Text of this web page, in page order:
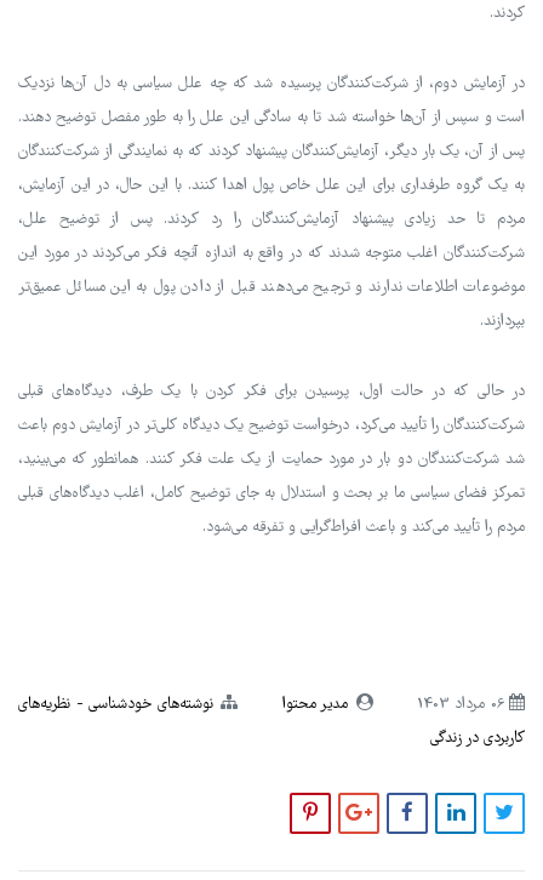
کردند.
در آزمایش دوم، از شرکت‌کنندگان پرسیده شد که چه علل سیاسی به دل آن‌ها نزدیک
است و سپس از آن‌ها خواسته شد تا به سادگی این علل را به طور مفصل توضیح دهند.
پس از آن، یک بار دیگر، آزمایش‌کنندگان پیشنهاد کردند که به نمایندگی از شرکت‌کنندگان
به یک گروه طرفداری برای این علل خاص پول اهدا کنند. با این حال، در این آزمایش،
مردم تا حد زیادی پیشنهاد آزمایش‌کنندگان را رد کردند. پس از توضیح علل،
شرکت‌کنندگان اغلب متوجه شدند که در واقع به اندازه آنچه فکر می‌کردند در مورد این
موضوعات اطلاعات ندارند و ترجیح می‌دهند قبل از دادن پول به این مسائل عمیق‌تر
بپردازند.
در حالی که در حالت اول، پرسیدن برای فکر کردن با یک طرف، دیدگاه‌های قبلی
شرکت‌کنندگان را تأیید می‌کرد، درخواست توضیح یک دیدگاه کلی‌تر در آزمایش دوم باعث
شد شرکت‌کنندگان دو بار در مورد حمایت از یک علت فکر کنند. همانطور که می‌بینید،
تمرکز فضای سیاسی ما بر بحث و استدلال به جای توضیح کامل، اغلب دیدگاه‌های قبلی
مردم را تأیید می‌کند و باعث افراط‌گرایی و تفرقه می‌شود.
06 مرداد 1403 مدیر محتوا نوشته‌های خودشناسی
نظریه‌های
کاربردی در زندگی